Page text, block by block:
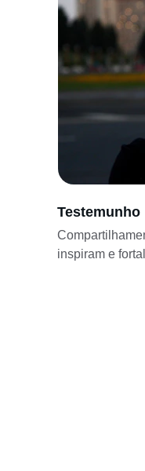
Testemunho
inspiram e